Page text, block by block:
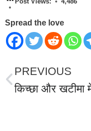
Spread the love
PREVIOUS